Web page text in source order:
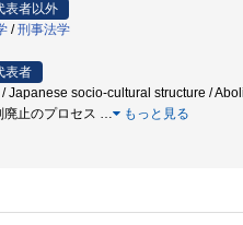
表者以外
/刑事法学
表者
/ Japanese socio-cultural structure /
廃止のプロセス … もっと見る